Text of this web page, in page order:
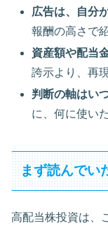
広告は、自分
報酬の高さで
資産額や配当
誇示より、再
判断の軸はい
に、何に使い
まず読んでい
高配当株投資は、